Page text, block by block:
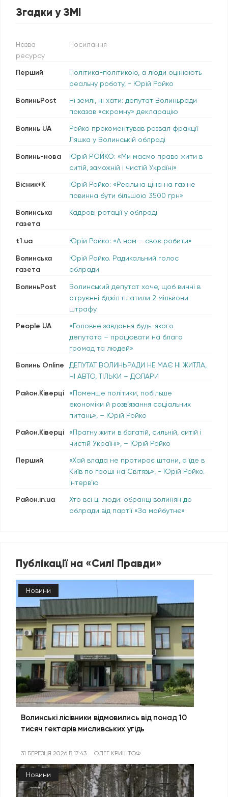
Згадки у ЗМІ
Назва
ресурсу
Посилання
Перший
Політика-політикою, а люди оцінюють
реальну роботу, - Юрій Ройко
ВолиньPost
Ні землі, ні хати: депутат Волиньради
показав «скромну» декларацію
Волинь UA
Ройко прокоментував розвал фракції
Ляшка у Волинській облраді
Волинь-нова
Юрій РОЙКО: «Ми маємо право жити в
ситій, заможній і чистій Україні»
Вісник+К
Юрій Ройко: «Реальна ціна на газ не
повинна бути більшою 3500 грн»
Волинська
газета
Кадрові ротації у облраді
t1.ua Юрій Ройко: «А нам – своє робити»
Волинська
газета
Юрій Ройко. Радикальний голос
облради
ВолиньPost
Волинський депутат хоче, щоб винні в
отруєнні бджіл платили 2 мільйони
штрафу
People UA
«Головне завдання будь-якого
депутата – працювати на благо
громад та людей»
Волинь Online
ДЕПУТАТ ВОЛИНЬРАДИ НЕ МАЄ НІ ЖИТЛА,
НІ АВТО, ТІЛЬКИ – ДОЛАРИ
Район.Ківерці
«Поменше політики, побільше
економіки й розв’язання соціальних
питань», – Юрій Ройко
Район.Ківерці
«Прагну жити в багатій, сильній, ситій і
чистій Україні», – Юрій Ройко
Перший
«Хай влада не протирає штани, а їде в
Київ по гроші на Світязь», - Юрій Ройко.
Інтерв’ю
Район.in.ua
Хто всі ці люди: обранці волинян до
облради від партії «За майбутнє»
Публікації на «Силі Правди»
Новини
Волинські лісівники відмовились від понад 10
тисяч гектарів мисливських угідь
31 БЕРЕЗНЯ 2026 В 17:43 ОЛЕГ КРИШТОФ
Новини